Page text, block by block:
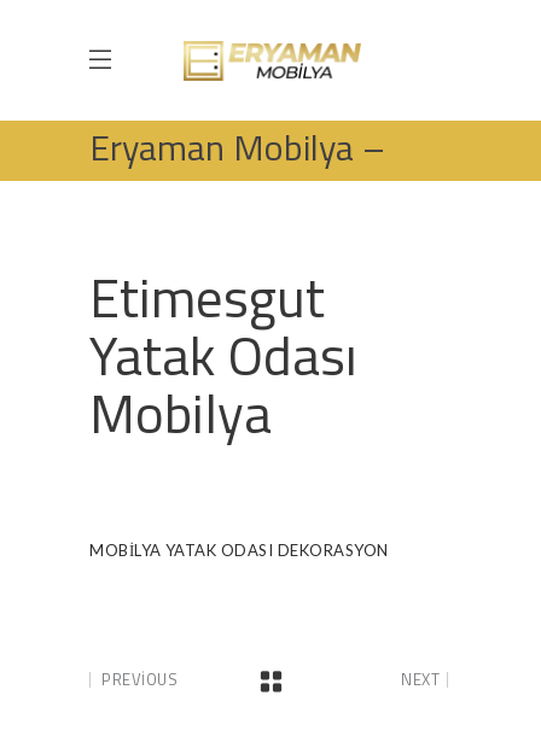
Eryaman Mobilya –
YATAK ODASI DEKORASYON
ERYAMAN MOBILYA – ETIMESGUT YATAK
Etimesgut
Yatak Odası
Mobilya
MOBILYA YATAK ODASI DEKORASYON
PREVIOUS NEXT